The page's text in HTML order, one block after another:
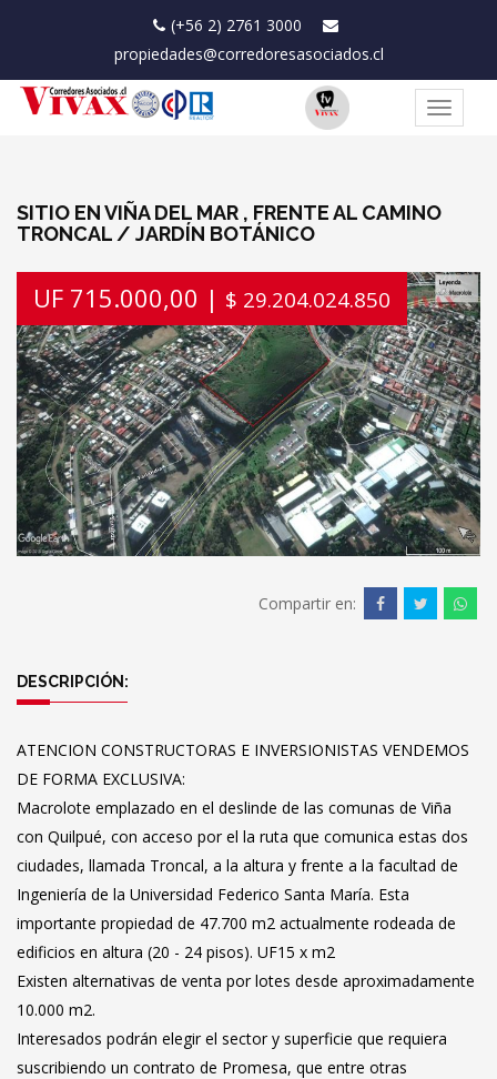
(+56 2) 2761 3000
propiedades@corredoresasociados.cl
Toggle
SITIO EN VIÑA DEL MAR , FRENTE AL CAMINO
TRONCAL / JARDÍN BOTÁNICO
UF 715.000,00 | $ 29.204.024.850
Previous Next
Compartir en:
DESCRIPCIÓN:
ATENCION CONSTRUCTORAS E INVERSIONISTAS VENDEMOS
DE FORMA EXCLUSIVA:
Macrolote emplazado en el deslinde de las comunas de Viña
con Quilpué, con acceso por el la ruta que comunica estas dos
ciudades, llamada Troncal, a la altura y frente a la facultad de
Ingeniería de la Universidad Federico Santa María. Esta
importante propiedad de 47.700 m2 actualmente rodeada de
edificios en altura (20 - 24 pisos). UF15 x m2
Existen alternativas de venta por lotes desde aproximadamente
10.000 m2.
Interesados podrán elegir el sector y superficie que requiera
suscribiendo un contrato de Promesa, que entre otras